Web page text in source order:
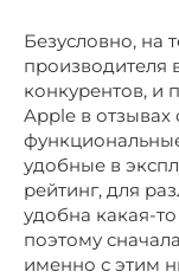
Безусловно, на
производителя
конкурентов, и
Apple в отзывах
удобные в
рейтинг, для
удобна какая-
поэтому
именно с этим